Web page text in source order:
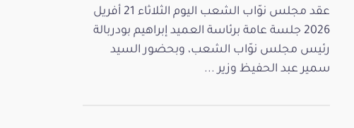
عقد مجلس نوّاب الشعب اليوم الثلاثاء 21 أفريل
2026 جلسة عامة برئاسة العميد إبراهيم بودربالة
رئيس مجلس نوّاب الشعب، وبحضور السيد
سمير عبد الحفيظ وزير ...